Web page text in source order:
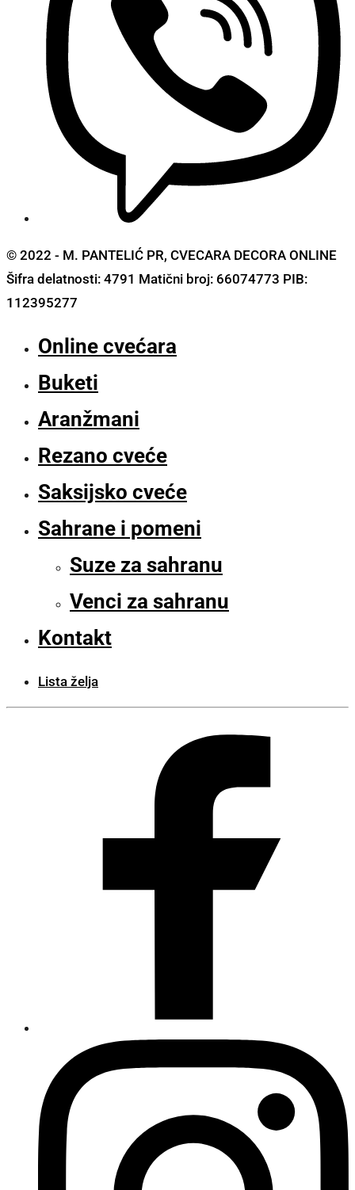
© 2022 - M. PANTELIĆ PR, CVECARA DECORA ONLINE
Šifra delatnosti: 4791 Matični broj: 66074773 PIB:
112395277
Online cvećara
Buketi
Aranžmani
Rezano cveće
Saksijsko cveće
Sahrane i pomeni
Suze za sahranu
Venci za sahranu
Kontakt
Lista želja